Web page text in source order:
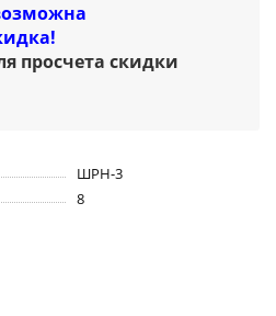
просчета скидки
ШРН-3
8